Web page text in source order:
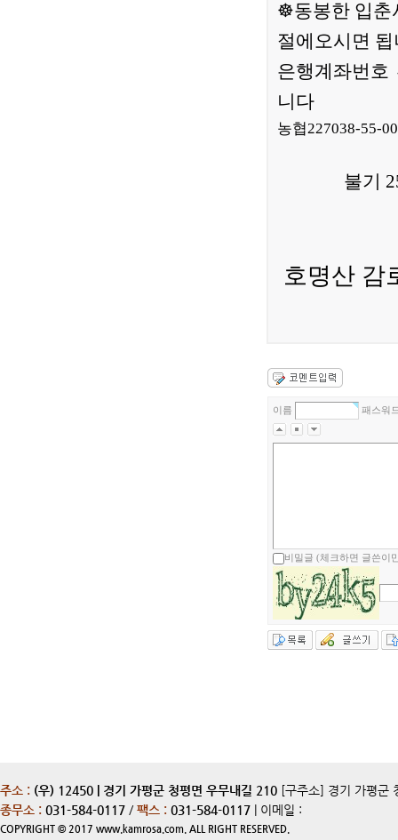
☸동봉한 입춘
절에오시면
은행계좌번
니다
농협227038-55-
불기
호명산 감
이름 패스워
비밀글 (체크하면 글쓴이
주소 : (우) 12450 | 경기 가평군 청평면 우무내길 210 [구주소] 경기 가평군
종무소 : 031-584-0117 / 팩스 : 031-584-0117 | 이메일 :
COPYRIGHT © 2017 www.kamrosa.com. ALL RIGHT RESERVED.